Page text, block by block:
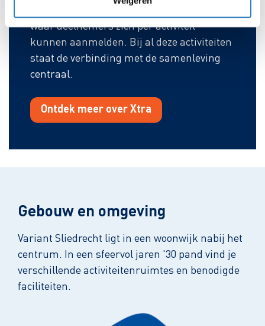
waar deelnemers zich per activiteit
kunnen aanmelden. Bij al deze activiteiten
staat de verbinding met de samenleving
centraal.
Ontdek meer over Xtra
Gebouw en omgeving
Variant Sliedrecht ligt in een woonwijk nabij het
centrum. In een sfeervol jaren '30 pand vind je
verschillende activiteitenruimtes en benodigde
faciliteiten.